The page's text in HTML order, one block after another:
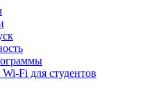
Fi для студентов